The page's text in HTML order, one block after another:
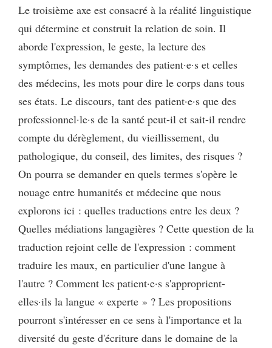
Le troisième axe est consacré à la réalité linguistique
qui détermine et construit la relation de soin. Il
aborde l'expression, le geste, la lecture des
symptômes, les demandes des patient·e·s et celles
des médecins, les mots pour dire le corps dans tous
ses états. Le discours, tant des patient·e·s que des
professionnel·le·s de la santé peut-il et sait-il rendre
compte du dérèglement, du vieillissement, du
pathologique, du conseil, des limites, des risques ?
On pourra se demander en quels termes s'opère le
nouage entre humanités et médecine que nous
explorons ici : quelles traductions entre les deux ?
Quelles médiations langagières ? Cette question de la
traduction rejoint celle de l'expression : comment
traduire les maux, en particulier d'une langue à
l'autre ? Comment les patient·e·s s'approprient-
elles·ils la langue « experte » ? Les propositions
pourront s'intéresser en ce sens à l'importance et la
diversité du geste d'écriture dans le domaine de la